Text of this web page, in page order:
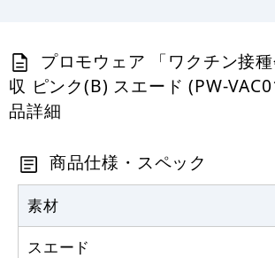
プロモウェア 「ワクチン接
収 ピンク(B) スエード (PW-
品詳細
商品仕様・スペック
素材
スエード